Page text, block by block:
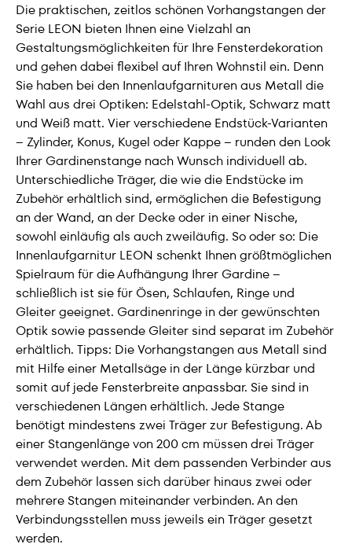
Die praktischen, zeitlos schönen Vorhangstangen der
Serie LEON bieten Ihnen eine Vielzahl an
Gestaltungsmöglichkeiten für Ihre Fensterdekoration
und gehen dabei flexibel auf Ihren Wohnstil ein. Denn
Sie haben bei den Innenlaufgarnituren aus Metall die
Wahl aus drei Optiken: Edelstahl-Optik, Schwarz matt
und Weiß matt. Vier verschiedene Endstück-Varianten
– Zylinder, Konus, Kugel oder Kappe – runden den Look
Ihrer Gardinenstange nach Wunsch individuell ab.
Unterschiedliche Träger, die wie die Endstücke im
Zubehör erhältlich sind, ermöglichen die Befestigung
an der Wand, an der Decke oder in einer Nische,
sowohl einläufig als auch zweiläufig. So oder so: Die
Innenlaufgarnitur LEON schenkt Ihnen größtmöglichen
Spielraum für die Aufhängung Ihrer Gardine –
schließlich ist sie für Ösen, Schlaufen, Ringe und
Gleiter geeignet. Gardinenringe in der gewünschten
Optik sowie passende Gleiter sind separat im Zubehör
erhältlich. Tipps: Die Vorhangstangen aus Metall sind
mit Hilfe einer Metallsäge in der Länge kürzbar und
somit auf jede Fensterbreite anpassbar. Sie sind in
verschiedenen Längen erhältlich. Jede Stange
benötigt mindestens zwei Träger zur Befestigung. Ab
einer Stangenlänge von 200 cm müssen drei Träger
verwendet werden. Mit dem passenden Verbinder aus
dem Zubehör lassen sich darüber hinaus zwei oder
mehrere Stangen miteinander verbinden. An den
Verbindungsstellen muss jeweils ein Träger gesetzt
werden.